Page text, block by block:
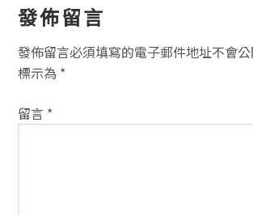
讀
者
互
動
方
發佈留言
發佈留言必須填寫的電子郵件地址不會公
標示為 *
留言 *